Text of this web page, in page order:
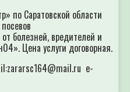
по Саратовской области
болезней, вредителей и
Цена услуги договорная.
e-